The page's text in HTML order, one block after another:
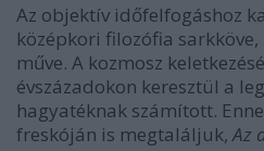
Az objektív időfelfogáshoz
középkori filozófia sarkköve,
műve. A kozmosz
évszázadokon keresztül a
hagyatéknak számított.
freskóján is megtaláljuk, Az